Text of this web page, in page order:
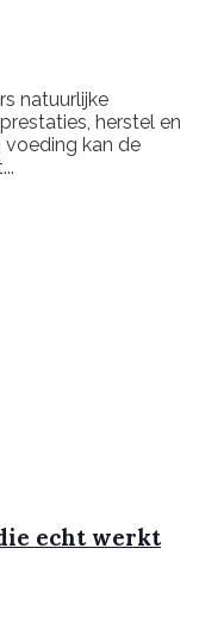
natuurlijke
herstel en
voeding kan de
echt werkt